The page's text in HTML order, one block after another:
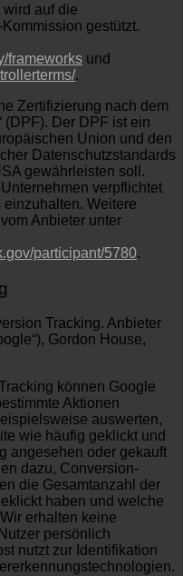
auf die
gestützt.
frameworks und
.
Zertifizierung nach dem
(DPF). Der DPF ist ein
Union und den
Datenschutzstandards
gewährleisten soll.
verpflichtet
Weitere
Anbieter unter
participant/5780.
Tracking. Anbieter
Gordon House,
können Google
Aktionen
auswerten,
wie häufig geklickt und
angesehen oder gekauft
dazu, Conversion-
die Gesamtanzahl der
haben und welche
erhalten keine
persönlich
nutzt zur Identifikation